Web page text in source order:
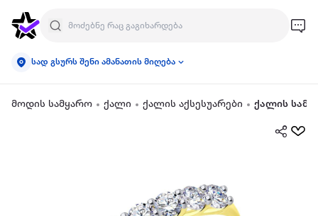
სად გსურს შენი ამანათის მიღება
მოდის სამყარო ქალი ქალის აქსესუარები ქალის